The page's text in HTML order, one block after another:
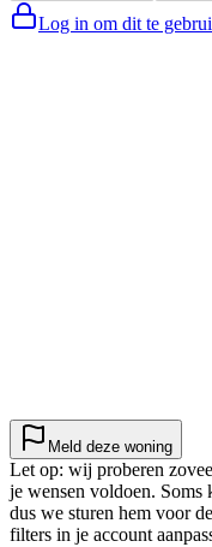
Log in om dit te
Meld deze woning
Let op: wij proberen
je wensen voldoen. Soms
dus we sturen hem voor
filters in je account